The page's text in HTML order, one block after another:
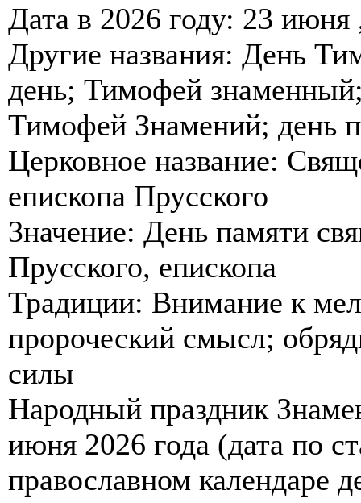
Дата в 2026 году: 23 июня
Другие названия: День
день; Тимофей
Тимофей Знамений; день
Церковное название:
епископа Прусского
Значение: День памяти
Прусского, епископа
Традиции: Внимание к
пророческий смысл;
силы
Народный праздник
июня 2026 года (дата по
православном календаре